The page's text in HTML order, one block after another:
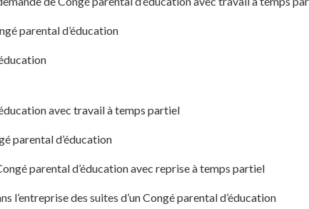
parental d’éducation
avec travail à temps partiel
parental d’éducation
parental d’éducation avec reprise à temps partiel
l’entreprise des suites d’un Congé parental d’éducation